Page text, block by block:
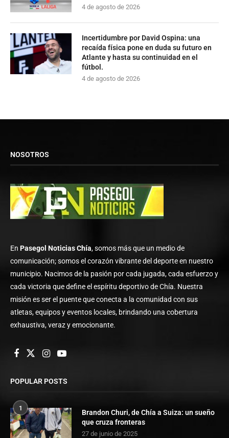
4 de agosto de 2026
Incertidumbre por David Ospina: una
recaída física pone en duda su futuro en
Atlante y hasta su continuidad en el
fútbol.
4 de agosto de 2026
NOSOTROS
En Pasegol Noticias Chía, somos más que un medio de
comunicación; somos el corazón vibrante del deporte en nuestro
municipio. Nacimos de la pasión por cada jugada, cada esfuerzo y
cada victoria que define el espíritu deportivo de Chía. Nuestra
misión es ser el puente que conecta a la comunidad con sus
atletas, equipos y eventos locales, brindando una cobertura
exhaustiva, veraz y emocionante.
POPULAR POSTS
1
Brandon Churi, de Chía a Suiza: un sueño
que cruza fronteras
27 de junio de 2025